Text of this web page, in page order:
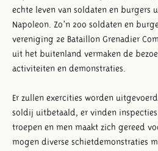
echte leven van soldaten en burgers
Napoleon. Zo’n 200 soldaten en
vereniging 2e Bataillon Grenadier
uit het buitenland vermaken de
activiteiten en demonstraties.
Er zullen exercities worden
soldij uitbetaald, er vinden
troepen en men maakt zich gereed
mogen diverse schietdemonstraties